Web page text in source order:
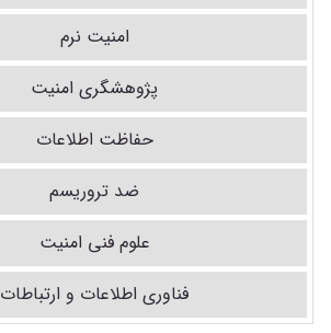
امنیت نرم
پژوهشگری امنیت
حفاظت اطلاعات
ضد تروریسم
علوم فنی امنیت
فناوری اطلاعات و ارتباطات